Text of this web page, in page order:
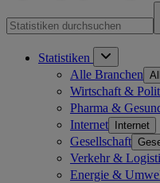
Statistiken
Alle Branchen
Wirtschaft &
Pharma &
Internet Internet
Gesellschaft
Verkehr &
Energie &